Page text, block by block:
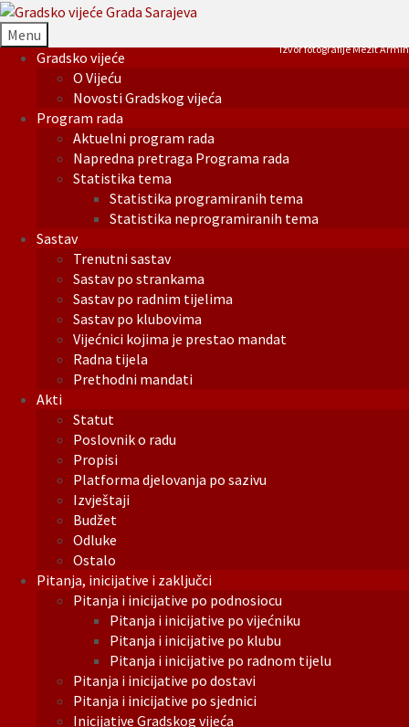
Menu
Gradsko vijeće
O Vijeću
Novosti Gradskog vijeća
Program rada
Aktuelni program rada
Napredna pretraga Programa rada
Statistika tema
Statistika programiranih tema
Statistika neprogramiranih tema
Sastav
Trenutni sastav
Sastav po strankama
Sastav po radnim tijelima
Sastav po klubovima
Vijećnici kojima je prestao mandat
Radna tijela
Prethodni mandati
Akti
Statut
Poslovnik o radu
Propisi
Platforma djelovanja po sazivu
Izvještaji
Budžet
Odluke
Ostalo
Pitanja, inicijative i zaključci
Pitanja i inicijative po podnosiocu
Pitanja i inicijative po vijećniku
Pitanja i inicijative po klubu
Pitanja i inicijative po radnom tijelu
Pitanja i inicijative po dostavi
Pitanja i inicijative po sjednici
Inicijative Gradskog vijeća
Izvor fotografije Mezit Armin